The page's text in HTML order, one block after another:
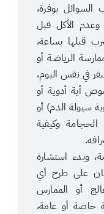
بوفرة،
وعدم الأكل قبل
قبلها بساعة،
الرياضة أو
في نفس اليوم،
أية أدوية أو
سيولة الدم) أو
الحجامة وكيفية
وبدء استشارة
على طرح أي
أو الممارس
خاصة أو عامة،